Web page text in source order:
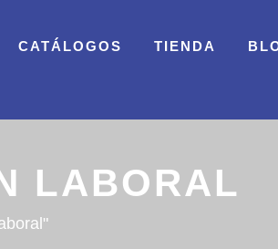
CATÁLOGOS TIENDA
LABORAL